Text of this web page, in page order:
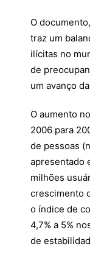
O
traz um
ilícitas no
de
um avanço
O aumento
2006 para
de pessoas
apresentado
milhões
crescimento
o índice de
4,7% a 5%
de